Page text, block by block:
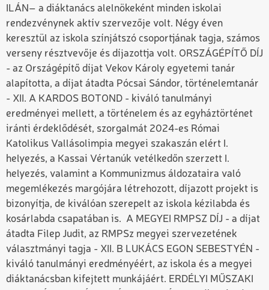
ILÁN– a diáktanács alelnökeként minden iskolai
rendezvénynek aktív szervezője volt. Négy éven
keresztül az iskola színjátszó csoportjának tagja, számos
verseny résztvevője és díjazottja volt. ORSZÁGÉPÍTŐ DÍJ
- az Országépítő díjat Vekov Károly egyetemi tanár
alapította, a díjat átadta Pócsai Sándor, történelemtanár
- XII. A KARDOS BOTOND - kiváló tanulmányi
eredményei mellett, a történelem és az egyháztörténet
iránti érdeklődését, szorgalmát 2024-es Római
Katolikus Vallásolimpia megyei szakaszán elért I.
helyezés, a Kassai Vértanúk vetélkedőn szerzett I.
helyezés, valamint a Kommunizmus áldozataira való
megemlékezés margójára létrehozott, díjazott projekt is
bizonyítja, de kiválóan szerepelt az iskola kézilabda és
kosárlabda csapatában is. A MEGYEI RMPSZ DÍJ - a díjat
átadta Filep Judit, az RMPSz megyei szervezetének
választmányi tagja - XII. B LUKÁCS EGON SEBESTYÉN -
kiváló tanulmányi eredményéért, az iskola és a megyei
diáktanácsban kifejtett munkájáért. ERDÉLYI MŰSZAKI